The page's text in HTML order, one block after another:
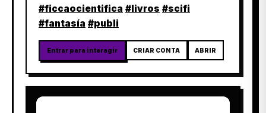
#ficcaocientifica #livros #scifi
#fantasía #publi
Entrar para interagir CRIAR CONTA ABRIR